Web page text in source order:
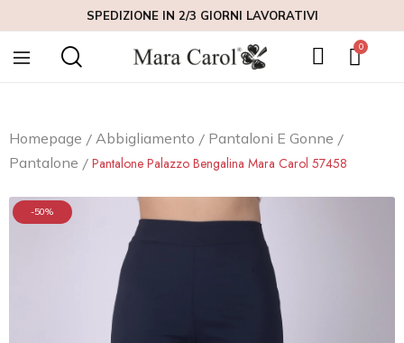
SPEDIZIONE IN 2/3 GIORNI LAVORATIVI
Homepage Abbigliamento
Pantaloni E Gonne
Pantalone
Pantalone Palazzo Bengalina Mara Carol 57458
-50%